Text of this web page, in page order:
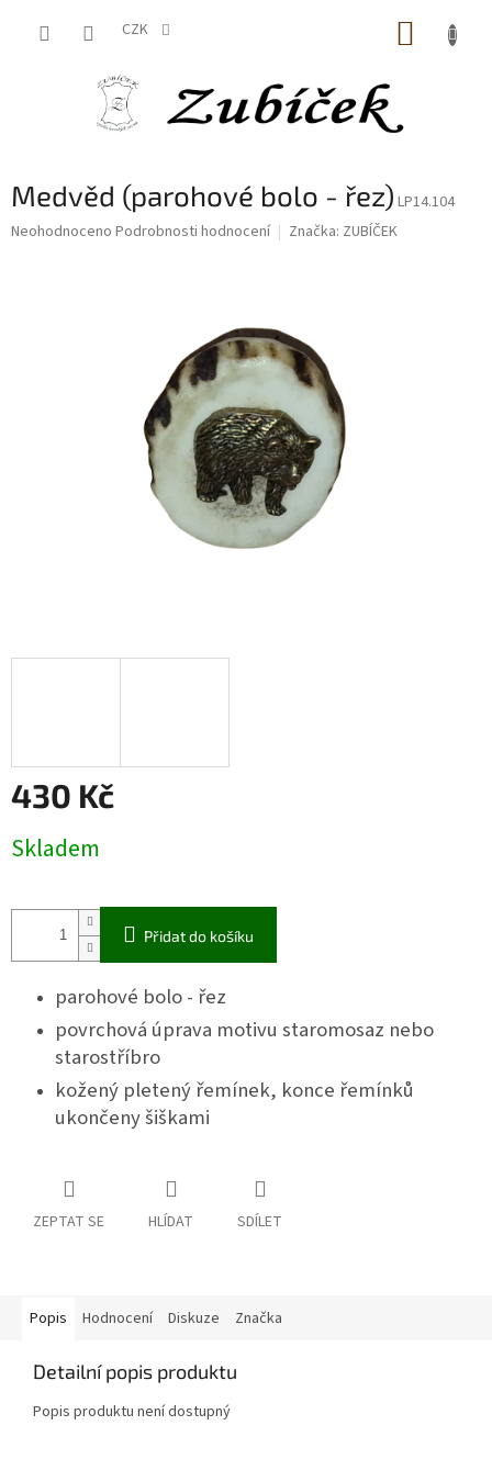
CZK
Medvěd (parohové bolo - řez) LP14.104
Průměrné
Neohodnoceno Podrobnosti hodnocení Značka: ZUBÍČEK
430 Kč
cena:
Skladem
Přidat do košíku
parohové bolo - řez
povrchová úprava motivu staromosaz nebo
starostříbro
kožený pletený řemínek, konce řemínků
ukončeny šiškami
ZEPTAT SE HLÍDAT SDÍLET
Popis Hodnocení Diskuze Značka
Detailní popis produktu
Popis produktu není dostupný